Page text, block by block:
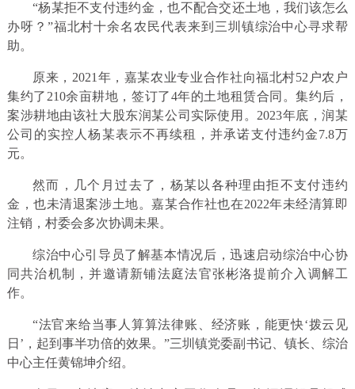
“杨某拒不支付违约金，也不配合交还土地，我们该怎么
办呀？”福北村十余名农民代表来到三圳镇综治中心寻求帮
助。
原来，2021年，嘉某农业专业合作社向福北村52户农户
集约了210余亩耕地，签订了4年的土地租赁合同。集约后，
案涉耕地由该社大股东润某公司实际使用。2023年底，润某
公司的实控人杨某表示不再续租，并承诺支付违约金7.8万
元。
然而，几个月过去了，杨某以各种理由拒不支付违约
金，也未清退案涉土地。嘉某合作社也在2022年未经清算即
注销，村委会多次协调未果。
综治中心引导员了解基本情况后，迅速启动综治中心协
同共治机制，并邀请新铺法庭法官张彬洛提前介入调解工
作。
“法官来给当事人算算法律账、经济账，能更快‘拨云见
日’，起到事半功倍的效果。”三圳镇党委副书记、镇长、综治
中心主任黄锦坤介绍。